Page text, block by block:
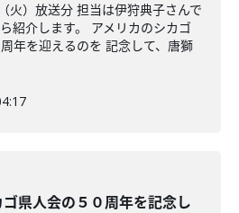
火）放送分 担当は伊狩典子さんで
紹介します。 アメリカのシカゴ
年を迎えるのを 記念して、唐獅
ゴ県人会の５０周年を記念し